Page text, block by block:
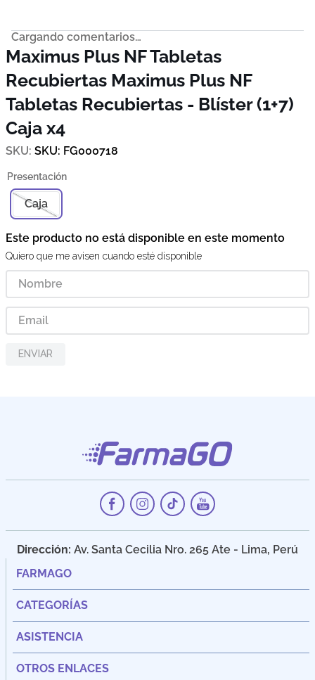
Cargando comentarios…
Maximus Plus NF Tabletas
Recubiertas Maximus Plus NF
Tabletas Recubiertas - Blíster (1+7)
Caja x4
SKU: FG000718
Caja
Este producto no está disponible en este momento
Quiero que me avisen cuando esté disponible
ENVIAR
Dirección: Av. Santa Cecilia Nro. 265 Ate - Lima, Perú
FARMAGO
CATEGORÍAS
ASISTENCIA
OTROS ENLACES